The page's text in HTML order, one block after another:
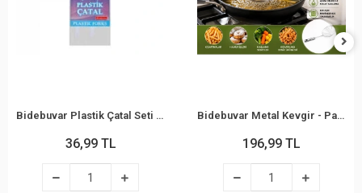
Bidebuvar Plastik Çatal Seti - 10'lu Paket - Beyaz Renk - Kullan At Çatal
36,99 TL
Bidebuvar Metal Kevgir - Paslanmaz Çelik - 16 cm
196,99 TL